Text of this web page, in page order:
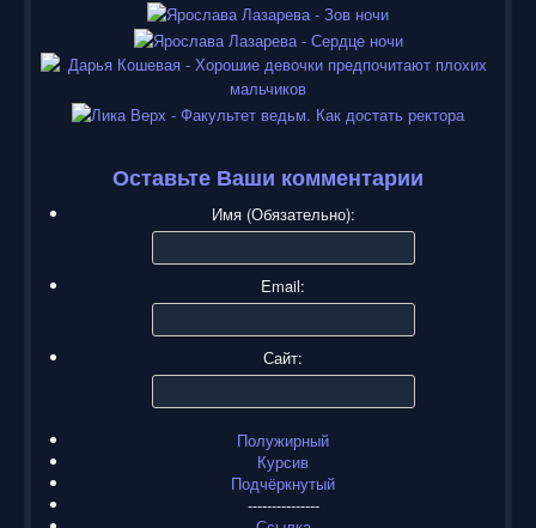
Оставьте Ваши комментарии
Имя (Обязательно):
Email:
Сайт:
Полужирный
Курсив
Подчёркнутый
---------------